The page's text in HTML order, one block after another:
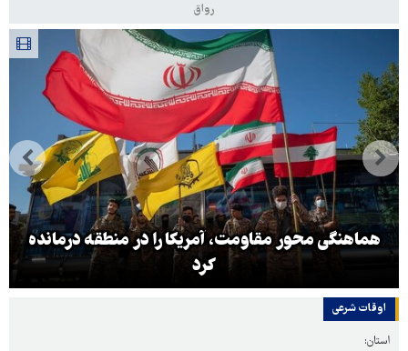
رواق
هماهنگی محور مقاومت، آمریکا را در منطقه درمانده
کرد
اوقات شرعی
استان: